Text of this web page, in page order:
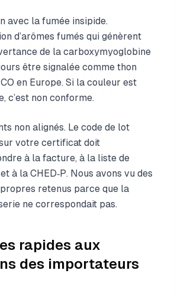
avec la fumée insipide.
d’arômes fumés qui génèrent
de la carboxymyoglobine
être signalée comme thon
en Europe. Si la couleur est
c’est non conforme.
non alignés. Le code de lot
votre certificat doit
à la facture, à la liste de
à la CHED‑P. Nous avons vu des
retenus parce que la
ne correspondait pas.
rapides aux
des importateurs